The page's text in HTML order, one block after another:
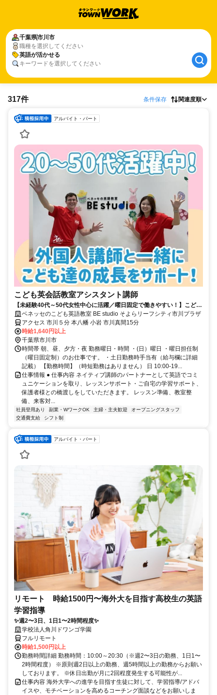
千葉県市川市
職種を選択してください
英語が活かせる
キーワードを選択してください
317件 条件保存 関連度順
アルバイト・パート
こども英会話教室アシスタント講師
【未経験40代～50代女性中心に活躍／曜日固定で働きやすい！】こども
英会話教室アシスタント講師
ベネッセのこども英語教室 BE studio そよらリーフシティ市川プラザ
アクセス 市川５分 本八幡 小岩 市川真間15分
時給1,640円以上
千葉県市川市
時間帯 朝、昼、夕方・夜 勤務曜日・時間 ・(日）曜日 ・曜日担任制
（曜日固定制）のお仕事です。 ・土日勤務時手当有（給与欄に詳細
記載） 【勤務時間】（時短勤務はありません） 日 10:00‐19...
仕事情報 ● 仕事内容 ネイティブ講師のパートナーとして英語でコミ
ュニケーションを取り、レッスンサポート・ご自宅の学習サポート、
保護者様との橋渡しをしていただきます。 レッスン準備、教室整
備、来客対...
社員登用あり 副業・WワークOK 主婦・主夫歓迎
オープニングスタッフ
交通費支給
シフト制
アルバイト・パート
リモート 時給1500円〜海外大を目指す高校生の英語
学習指導
✨週2〜3日、1日1〜2時間程度✨
学校法人角川ドワンゴ学園
フルリモート
時給1,500円以上
勤務時間詳細 勤務時間：10:00～20:30（※週2〜3日の勤務、1日1〜
2時間程度） ※原則週2日以上の勤務、週5時間以上の勤務からお願い
しております。 ※休日出勤が月に2回程度発生する可能性が...
仕事内容 海外大学への進学を目指す生徒に対して、学習指導/アドバ
イスや、モチベーションを高めるコーチング面談などをお願いしま